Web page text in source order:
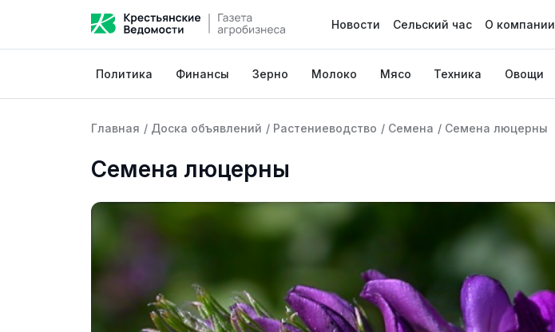
Новости Сельский час О компании
Политика Финансы Зерно Молоко Мясо Техника Овощи
Главная / Доска объявлений / Растениеводство / Семена / Семена люцерны
Семена люцерны